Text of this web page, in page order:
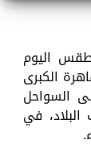
اليوم
الكبرى
السواحل
في